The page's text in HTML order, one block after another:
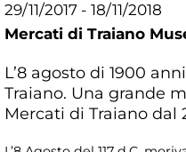
29/11/2017 - 18/11/2018
Mercati di Traiano
L’8 agosto di 1900
Traiano. Una grande
Mercati di Traiano dal